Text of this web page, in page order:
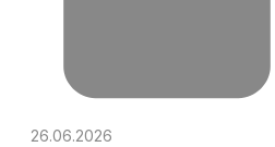
26.06.2026